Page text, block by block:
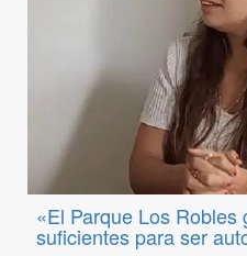
«El Parque Los Robles
suficientes para ser